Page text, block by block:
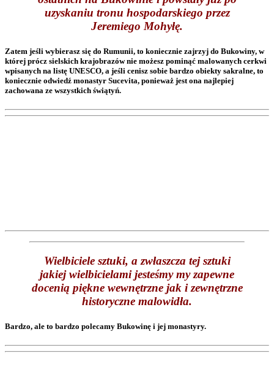
uzyskaniu tronu hospodarskiego przez
Jeremiego Mohyłę.
Zatem jeśli wybierasz się do Rumunii, to koniecznie zajrzyj do Bukowiny, w
której prócz sielskich krajobrazów nie możesz pominąć malowanych cerkwi
wpisanych na listę UNESCO, a jeśli cenisz sobie bardzo obiekty sakralne, to
koniecznie odwiedź monastyr Sucevita, ponieważ jest ona najlepiej
zachowana ze wszystkich świątyń.
Wielbiciele sztuki, a zwłaszcza tej sztuki
jakiej wielbicielami jesteśmy my zapewne
docenią piękne wewnętrzne jak i zewnętrzne
historyczne malowidła.
Bardzo, ale to bardzo polecamy Bukowinę i jej monastyry.